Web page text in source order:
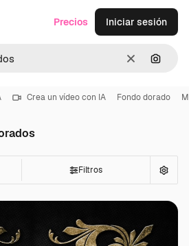
Borrar
Precios Iniciar sesión
Crea un vídeo con IA Fondo dorado
Filtros